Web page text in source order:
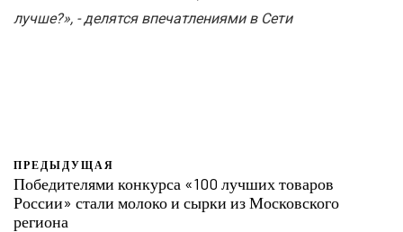
лучше?», - делятся впечатлениями в Сети
ПРЕДЫДУЩАЯ
Победителями конкурса «100 лучших товаров
России» стали молоко и сырки из Московского
региона